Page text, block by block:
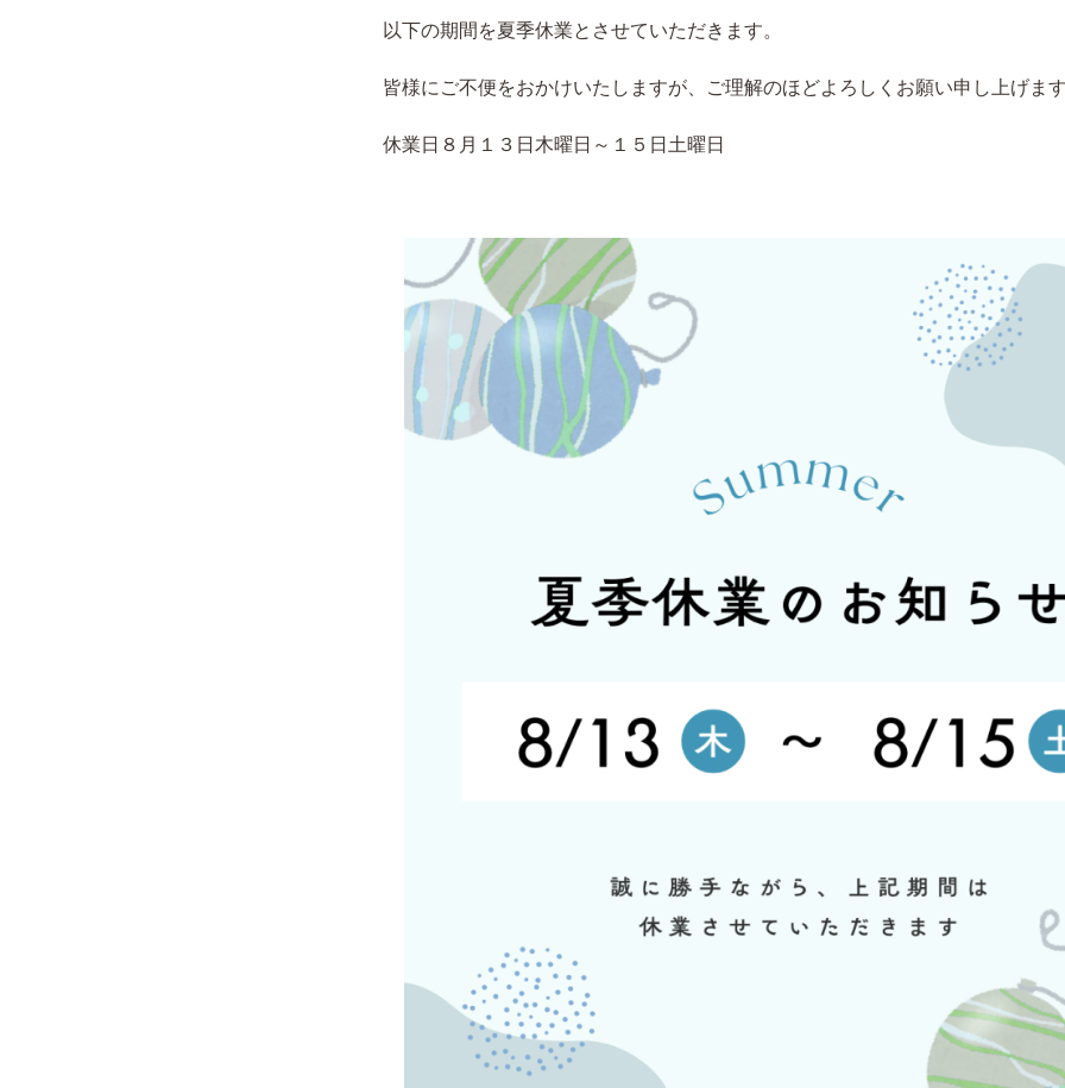
以下の期間を夏季休業とさせていただきます。
皆様にご不便をおかけいたしますが、ご理解のほどよろしくお願い申し上げま
休業日８月１３日木曜日～１５日土曜日